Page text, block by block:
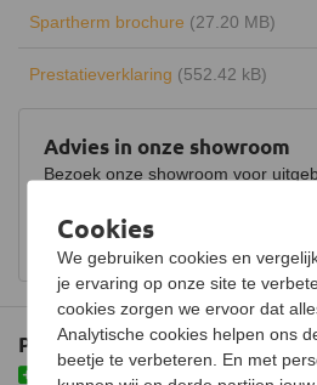
Plus- en minpunten
Voorzien van liftdeur
Advies in onze showroom
Bezoek onze showroom voor
Bekijk showroom en maak een
Rendement
Draaibaar
Hout opbergruimte
Aansluiting
Doorsnede aansluiting
Gemiddelde CO emissie
Spartherm brochure (27.20 MB)
Prestatieverklaring (552.42 kB)
Cookies
We gebruiken cookies en
je ervaring op onze site te
cookies zorgen we ervoor dat
Analytische cookies helpen ons
beetje te verbeteren. En met